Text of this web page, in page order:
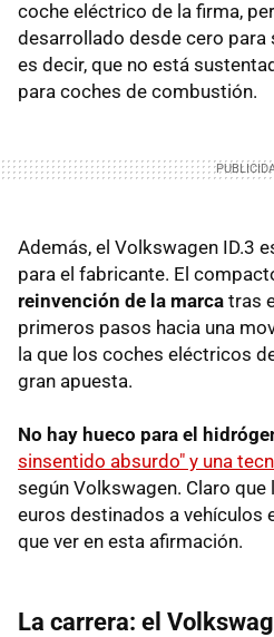
coche eléctrico de la firma,
desarrollado desde cero para
es decir, que no está
para coches de combustión.
Además, el Volkswagen ID.3
para el fabricante. El
reinvención de la marca tras
primeros pasos hacia una
la que los coches eléctricos
gran apuesta.
No hay hueco para el
sinsentido absurdo" y una
según Volkswagen. Claro
euros destinados a vehículos
que ver en esta afirmación.
La carrera: el